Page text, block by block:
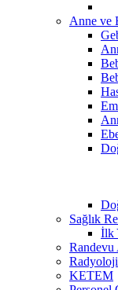
Anne ve
Sağlık
İlk
Radyoloji
KETEM